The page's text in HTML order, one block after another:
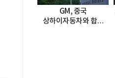
GM, 중국
상하이자동차와 합작